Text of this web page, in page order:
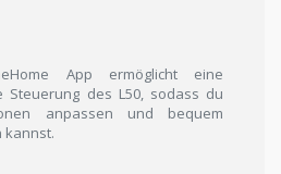
App ermöglicht eine
Steuerung des L50, sodass du
anpassen und bequem
kannst.